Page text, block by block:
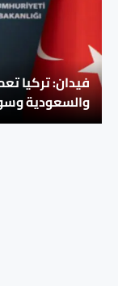
فيدان: تركيا
والسعودية